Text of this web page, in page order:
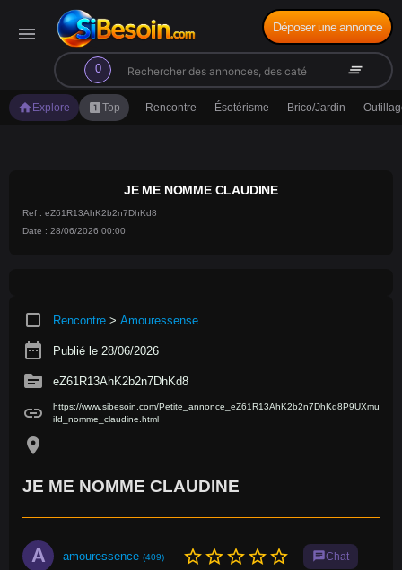
menu
0
search clear_all
Déposer une annonce
home Explore looks_oneTop Rencontre Ésotérisme Brico/Jardin
JE ME NOMME CLAUDINE
Ref : eZ61R13AhK2b2n7DhKd8
Date : 28/06/2026 00:00
crop_square Rencontre > Amouressense
date_range Publié le 28/06/2026
source eZ61R13AhK2b2n7DhKd8
link
https://www.sibesoin.com/Petite_annonce_eZ61R13AhK2b2n7DhKd8P9UXmu
iId_nomme_claudine.html
location_on
JE ME NOMME CLAUDINE
A amouressence (409) star_borderstar_borderstar_borderstar_borderstar_border chatChat